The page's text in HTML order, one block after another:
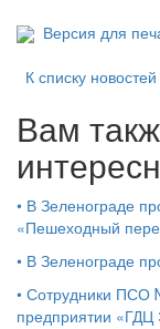
Версия для
К списку новостей
Вам
• В Зеленограде
«Пешеходный
• В Зеленограде
• Сотрудники ПСО
предприятии «ГДЦ